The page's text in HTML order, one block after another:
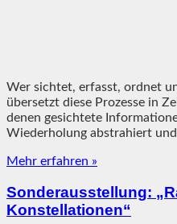
Wer sichtet, erfasst, ordnet
übersetzt diese Prozesse in
denen gesichtete
Wiederholung abstrahiert
Mehr erfahren »
Sonderausstellung:
Konstellationen“